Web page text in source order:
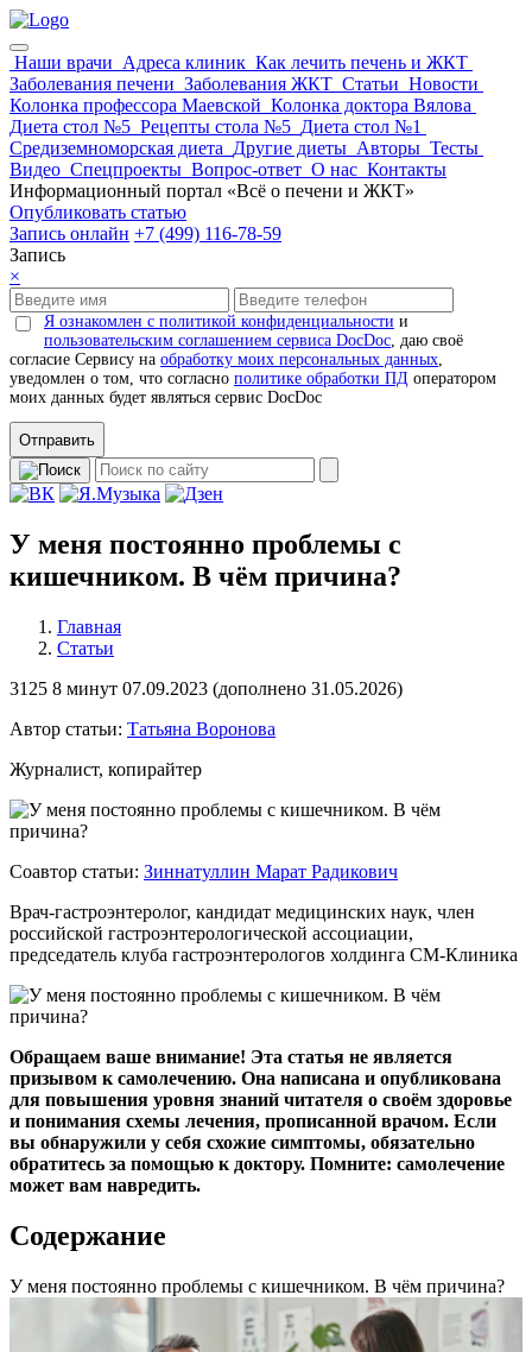
Наши врачи Адреса клиник Как лечить печень и ЖКТ
Заболевания печени Заболевания ЖКТ Статьи Новости
Колонка профессора Маевской Колонка доктора Вялова
Диета стол №5 Рецепты стола №5 Диета стол №1
Средиземноморская диета Другие диеты Авторы Тесты
Видео Спецпроекты Вопрос-ответ О нас Контакты
Информационный портал «Всё о печени и ЖКТ»
Опубликовать статью
Запись онлайн +7 (499) 116-78-59
Запись
×
Я ознакомлен с политикой конфиденциальности и
пользовательским соглашением сервиса DocDoc, даю своё
согласие Сервису на обработку моих персональных данных,
уведомлен о том, что согласно политике обработки ПД оператором
моих данных будет являться сервис DocDoc
Отправить
У меня постоянно проблемы с
кишечником. В чём причина?
Главная
Статьи
3125 8 минут 07.09.2023 (дополнено 31.05.2026)
Автор статьи: Татьяна Воронова
Журналист, копирайтер
Соавтор статьи: Зиннатуллин Марат Радикович
Врач-гастроэнтеролог, кандидат медицинских наук, член
российской гастроэнтерологической ассоциации,
председатель клуба гастроэнтерологов холдинга СМ-Клиника
Обращаем ваше внимание! Эта статья не является
призывом к самолечению. Она написана и опубликована
для повышения уровня знаний читателя о своём здоровье
и понимания схемы лечения, прописанной врачом. Если
вы обнаружили у себя схожие симптомы, обязательно
обратитесь за помощью к доктору. Помните: самолечение
может вам навредить.
Содержание
У меня постоянно проблемы с кишечником. В чём причина?